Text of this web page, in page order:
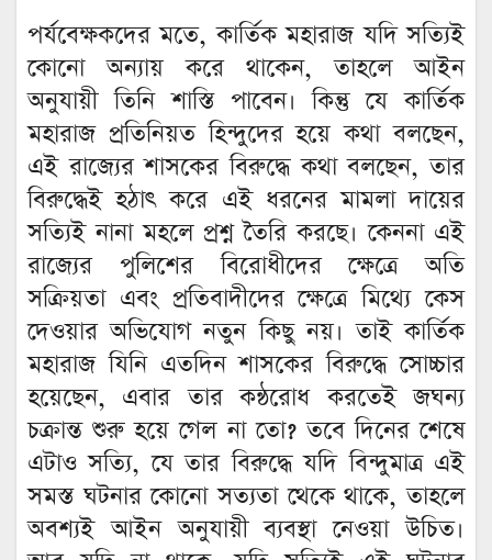
পর্যবেক্ষকদের মতে, কার্তিক মহারাজ যদি সত্যিই
কোনো অন্যায় করে থাকেন, তাহলে আইন
অনুযায়ী তিনি শাস্তি পাবেন। কিন্তু যে কার্তিক
মহারাজ প্রতিনিয়ত হিন্দুদের হয়ে কথা বলছেন,
এই রাজ্যের শাসকের বিরুদ্ধে কথা বলছেন, তার
বিরুদ্ধেই হঠাৎ করে এই ধরনের মামলা দায়ের
সত্যিই নানা মহলে প্রশ্ন তৈরি করছে। কেননা এই
রাজ্যের পুলিশের বিরোধীদের ক্ষেত্রে অতি
সক্রিয়তা এবং প্রতিবাদীদের ক্ষেত্রে মিথ্যে কেস
দেওয়ার অভিযোগ নতুন কিছু নয়। তাই কার্তিক
মহারাজ যিনি এতদিন শাসকের বিরুদ্ধে সোচ্চার
হয়েছেন, এবার তার কন্ঠরোধ করতেই জঘন্য
চক্রান্ত শুরু হয়ে গেল না তো? তবে দিনের শেষে
এটাও সত্যি, যে তার বিরুদ্ধে যদি বিন্দুমাত্র এই
সমস্ত ঘটনার কোনো সত্যতা থেকে থাকে, তাহলে
অবশ্যই আইন অনুযায়ী ব্যবস্থা নেওয়া উচিত।